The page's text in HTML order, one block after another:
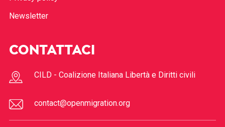
Newsletter
CONTATTACI
CILD - Coalizione Italiana Libertà e Diritti civili
contact@openmigration.org